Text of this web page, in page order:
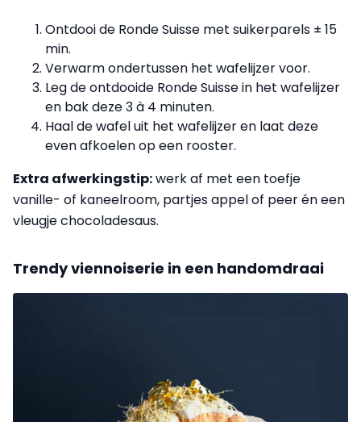
Ontdooi de Ronde Suisse met suikerparels ± 15
min.
Verwarm ondertussen het wafelijzer voor.
Leg de ontdooide Ronde Suisse in het wafelijzer
en bak deze 3 à 4 minuten.
Haal de wafel uit het wafelijzer en laat deze
even afkoelen op een rooster.
Extra afwerkingstip:werk af met een toefje
vanille- of kaneelroom, partjes appel of peer én een
vleugje chocoladesaus.
Trendy viennoiserie in een handomdraai